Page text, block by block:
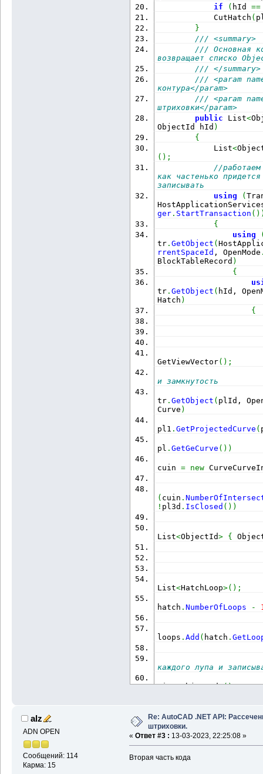
if
( hId ==
CutHatch (
}
/// <summary>
/// Основная
возвращает списко
/// </summary>
/// <param
контура</param>
/// <param
штриховки</param>
public List<
ObjectId hId )
{
List<
( ) ;
//
как частенько
записывать
using
(
ger . StartTransaction ( )
{
using
tr .GetObject (
rrentSpaceId , OpenMode
BlockTableRecord )
{
tr .GetObject ( hId,
Hatch )
{
GetViewVector( ) ;
и замкнутость
tr .GetObject ( plId,
Curve )
pl1 .GetProjectedCurve (
pl .GetGeCurve ( ) )
cuin = new
( cuin .
! pl3d . IsClosed ( ) )
List<ObjectId> {
List<HatchLoop>( ) ;
hatch .NumberOfLoops -
loops .Add ( hatch .
каждого лупа и
List<ObjectId>();
loops)
LoopCurve.AddRange(
hatch))
alz
ADN OPEN
Сообщений: 114
Карма: 15
Re: AutoCAD .NET API:
штриховки.
« Ответ #3 : 13-03-2023, 22:25:08 »
Вторая часть кода